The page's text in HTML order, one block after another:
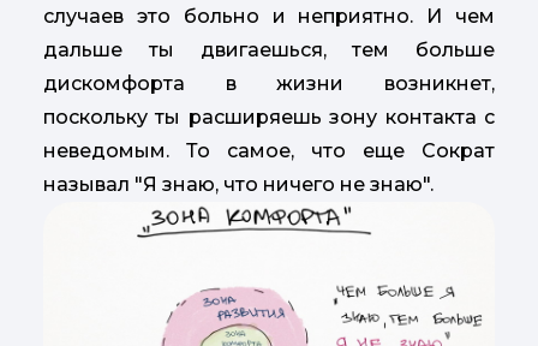
случаев это больно и неприятно. И чем
дальше ты двигаешься, тем больше
дискомфорта в жизни возникнет,
поскольку ты расширяешь зону контакта с
неведомым. То самое, что еще Сократ
называл "Я знаю, что ничего не знаю".